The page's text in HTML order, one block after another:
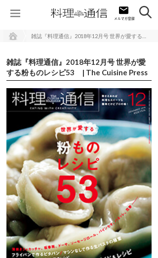
雑誌『料理通信』2018年12月号 世界が愛
する粉ものレシピ53 | The Cuisine Press